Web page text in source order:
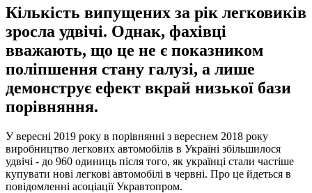
Кількість випущених за рік легковиків
зросла удвічі. Однак, фахівці
вважають, що це не є показником
поліпшення стану галузі, а лише
демонструє ефект вкрай низької бази
порівняння.
У вересні 2019 року в порівнянні з вереснем 2018 року
виробництво легкових автомобілів в Україні збільшилося
удвічі - до 960 одиниць після того, як українці стали частіше
купувати нові легкові автомобілі в червні. Про це йдеться в
повідомленні асоціації Укравтопром.